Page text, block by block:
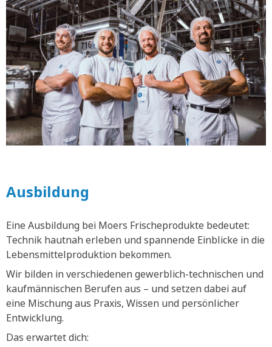
Ausbildung
Eine Ausbildung bei Moers Frischeprodukte bedeutet:
Technik hautnah erleben und spannende Einblicke in die
Lebensmittelproduktion bekommen.
Wir bilden in verschiedenen gewerblich-technischen und
kaufmännischen Berufen aus – und setzen dabei auf
eine Mischung aus Praxis, Wissen und persönlicher
Entwicklung.
Das erwartet dich: